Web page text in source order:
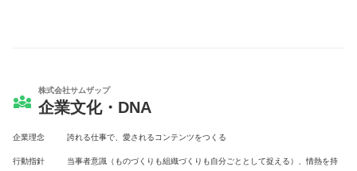
株式会社サムザップ
企業文化・DNA
企業理念 誇れる仕事で、愛されるコンテンツをつくる
行動指針
当事者意識（ものづくりも組織づくりも自分ごととして捉える）、情熱を持